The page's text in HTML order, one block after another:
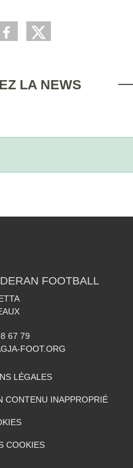
LA NEWS
FOOTBALL
67 79
FOOT.ORG
LÉGALES
CONTENU INAPPROPRIÉ
COOKIES